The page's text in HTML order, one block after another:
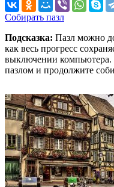
Собирать пазл
Подсказка: Пазл можно
как весь прогресс
выключении компьютера.
пазлом и продолжите